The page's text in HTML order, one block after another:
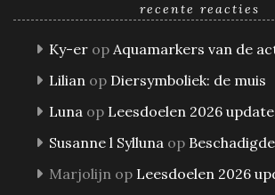
recente reacties
Ky-er op Aquamarkers van de
Lilian op Diersymboliek: de muis
Luna op Leesdoelen 2026
Susanne l Sylluna op
Marjolijn op Leesdoelen 2026